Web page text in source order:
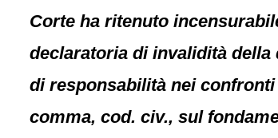
Corte ha ritenuto
declaratoria di invalidità della
di responsabilità nei
comma, cod. civ., sul